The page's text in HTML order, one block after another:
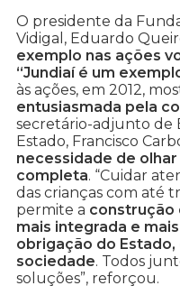
O presidente da
Vidigal, Eduardo
exemplo nas ações
“Jundiaí é um
às ações, em 2012,
entusiasmada pela
secretário-adjunto de
Estado, Francisco
necessidade de
completa. “Cuidar
das crianças com até
permite a construção
mais integrada e
obrigação do
sociedade. Todos
soluções”, reforçou.